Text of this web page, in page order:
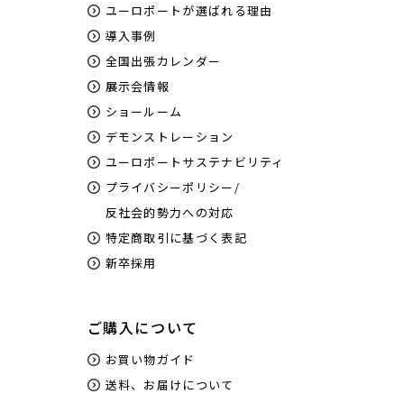
ユーロポートが選ばれる理由
導入事例
全国出張カレンダー
展示会情報
ショールーム
デモンストレーション
ユーロポートサステナビリティ
プライバシーポリシー/
反社会的勢力への対応
特定商取引に基づく表記
新卒採用
ご購入について
お買い物ガイド
送料、お届けについて